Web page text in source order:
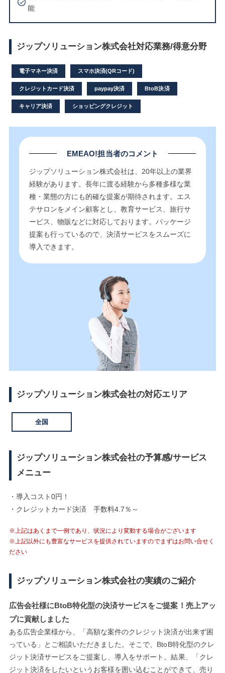
能
ジップソリューション株式会社対応業務/得意分野
電子マネー決済 スマホ決済(QRコード)
クレジットカード決済 paypay決済 BtoB決済
キャリア決済 ショッピングクレジット
EMEAO!担当者のコメント
ジップソリューション株式会社は、20年以上の業界
経験があります。長年に渡る経験から多種多様な業
種・業態の方にも的確な提案が期待されます。エス
テサロンをメイン顧客とし、教育サービス、旅行サ
ービス、物販などに対応しております。パッケージ
提案も行っているので、決済サービスをスムーズに
導入できます。
ジップソリューション株式会社の対応エリア
全国
ジップソリューション株式会社の予算感/サービス
メニュー
・導入コスト0円！
・クレジットカード決済 手数料4.7％～
※上記はあくまで一例であり、状況により変動する場合がございます
※上記以外にも豊富なサービスを提供されていますのでまずはお問い合せく
ださい
ジップソリューション株式会社の実績のご紹介
広告会社様にBtoB特化型の決済サービスをご提案！売上アッ
プに貢献しました
ある広告企業様から、「高額な案件のクレジット決済が出来ず困
っている」とご相談いただきました。そこで、BtoB特化型のクレ
ジット決済サービスをご提案し、導入をサポート。結果、「クレ
ジット決済をしたいというお客様を囲い込むことができて、売り